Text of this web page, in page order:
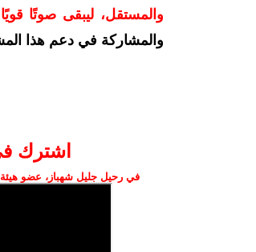
والمستقل، ليبقى صوتًا
والمشاركة في دعم هذا
اشترك
في رحيل جليل شهباز، عضو هيئة